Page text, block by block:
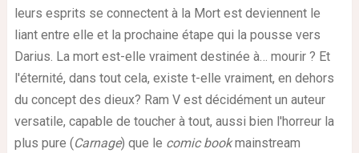
leurs esprits se connectent à la Mort est deviennent le
liant entre elle et la prochaine étape qui la pousse vers
Darius. La mort est-elle vraiment destinée à… mourir ? Et
l'éternité, dans tout cela, existe t-elle vraiment, en dehors
du concept des dieux? Ram V est décidément un auteur
versatile, capable de toucher à tout, aussi bien l'horreur la
plus pure (Carnage) que le comic bookmainstream